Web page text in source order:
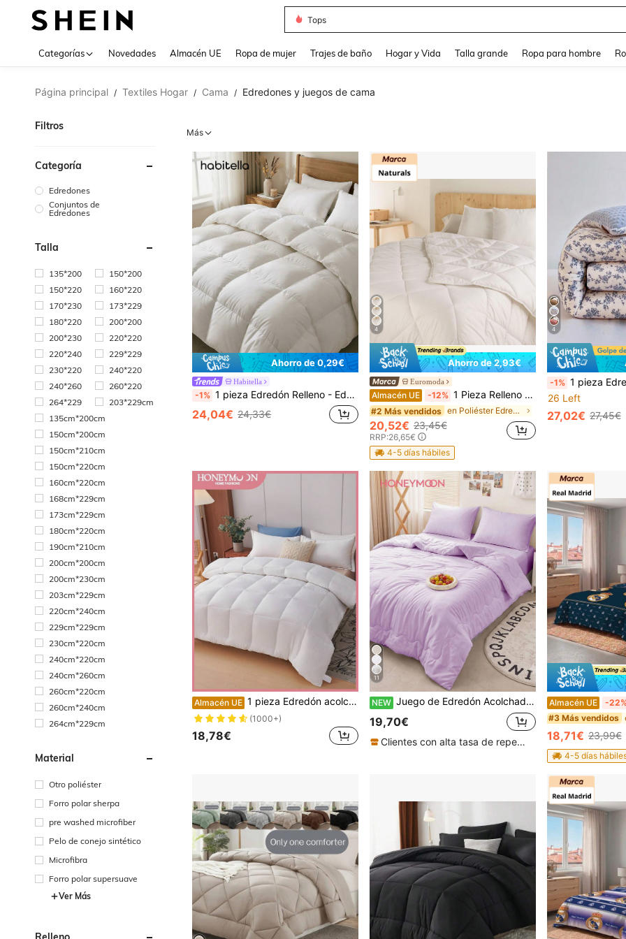
Tops
Categorías Novedades Almacén UE Ropa de mujer Trajes de baño Hogar y Vida Talla grande Ropa para hombre
Página principal / Textiles Hogar / Cama / Edredones y juegos de cama
Filtros
Categoría
Edredones
Conjuntos de
Edredones
Talla
135*200
150*200
150*220
160*220
170*230
173*229
180*220
200*200
200*230
220*220
220*240
229*229
230*220
240*220
240*260
260*220
264*229
203*229cm
135cm*200cm
150cm*200cm
150cm*210cm
150cm*220cm
160cm*220cm
168cm*229cm
173cm*229cm
180cm*220cm
190cm*210cm
200cm*200cm
200cm*230cm
203cm*229cm
220cm*240cm
229cm*229cm
230cm*220cm
240cm*220cm
240cm*260cm
260cm*220cm
260cm*240cm
264cm*229cm
Material
Otro poliéster
Forro polar sherpa
pre washed microfiber
Pelo de conejo sintético
Microfibra
Forro polar supersuave
Ver Más
Más
Ahorro de 0,29€
Habitella
-1% 1 pieza Edredón Relleno - Edredones Acolchados, Edredón para Todas las Estaciones, Edredón de Relleno Alternativo al Plumón, Santuario del Hogar
24,04€ 24,33€
4
Ahorro de 2,93€
Euromoda
Almacén UE -12% 1 Pieza Relleno Nórdico Blanco de Microfibra Tacto Pluma, Edredón Acolchado Antialérgico y Transpirable, Cuatro Gramajes Disponibles de 120/300/400/250+120g, Camas de 90/105/135/150/180 cm - Naturals, Fabricado en España
#2 Más vendidos en Poliéster Edredones y juegos de cama
20,52€ 23,45€
RRP:26,65€
4-5 días hábiles
4
-1% 1 pieza Edredón acolchado estampado con flores pequeñas de plantas y dibujos animados lindos, Versión A: tela de punto, Versión B: terciopelo de felpa de frijol, cómodo
26 Left
27,02€ 27,45€
Almacén UE 1 pieza Edredón acolchado grueso de tela de poliéster para todos los tamaños | Decoración de dormitorio de unicolor elegante | Acento de ropa de cama con estilo, suave, cálido y esponjoso para todas las estaciones
(1000+)
18,78€
11
NEW Juego de Edredón Acolchado Ondulado HONEYMOON de 2/3 piezas (Edredón Fino de Verano) (Juego de 2 piezas = 1 Edredón + 1 Funda de Almohada; Juego de 3 piezas = 1 Edredón + 2 Fundas de Almohada) - Tela 100% Poliéster con Costura en Cuadrícula, Ligero y Fresco, Suave y Transpirable, Ropa de Cama Alternativa al Plumón, Fundas de Almohada sin Relleno, Lavable a Máquina, Súper Cómodo para el Verano, Adecuado para Personas Sudorosas para Mantenerse Frescas - Tamaños T F Q K Adecuados para el Hogar y Dormitorios Escolares, Esencial para la Vuelta a la Escuela, Certificado Oeko-Tex, Púrpura Lila
19,70€
Clientes con alta tasa de repetición
Almacén UE -
#3 Más vendidos
18,71€ 23,99€
4-5 días